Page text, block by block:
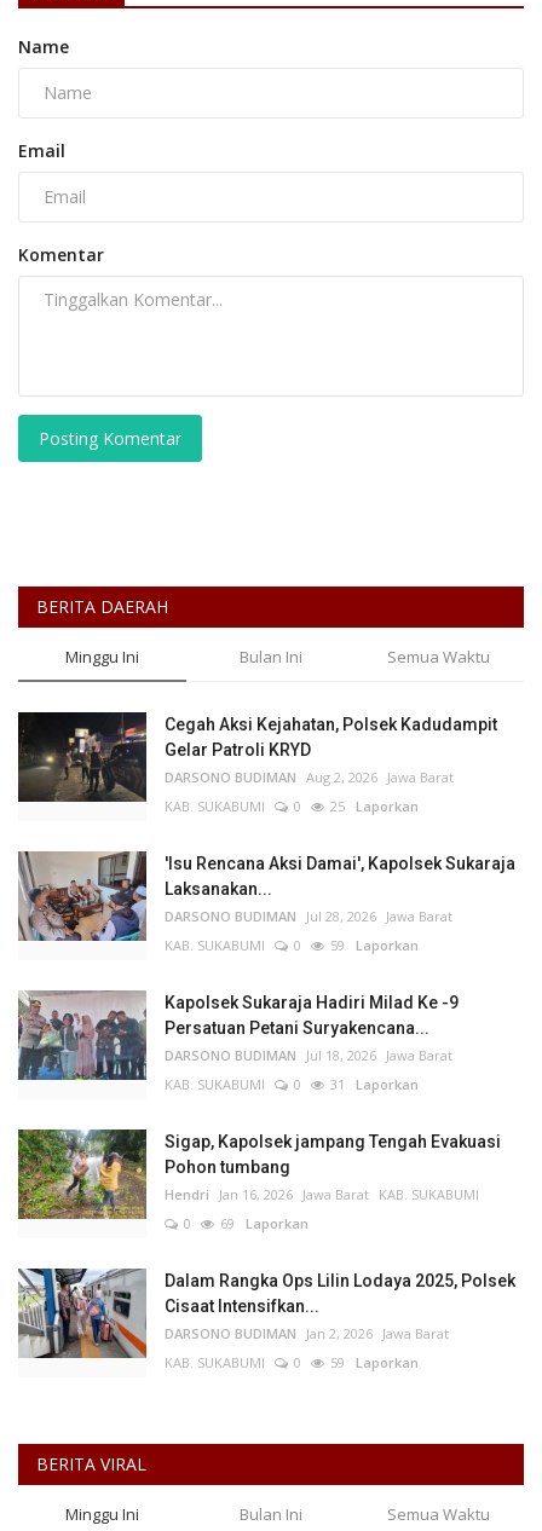
Name
Email
Komentar
Posting Komentar
BERITA DAERAH
Minggu Ini Bulan Ini Semua Waktu
Cegah Aksi Kejahatan, Polsek Kadudampit
Gelar Patroli KRYD
DARSONO BUDIMAN Aug 2, 2026 Jawa Barat
KAB. SUKABUMI
0 25 Laporkan
'Isu Rencana Aksi Damai', Kapolsek Sukaraja
Laksanakan...
DARSONO BUDIMAN Jul 28, 2026 Jawa Barat
KAB. SUKABUMI
0 59 Laporkan
Kapolsek Sukaraja Hadiri Milad Ke -9
Persatuan Petani Suryakencana...
DARSONO BUDIMAN Jul 18, 2026 Jawa Barat
KAB. SUKABUMI
0 31 Laporkan
Sigap, Kapolsek jampang Tengah Evakuasi
Pohon tumbang
Hendri Jan 16, 2026 Jawa Barat KAB. SUKABUMI
0
69 Laporkan
Dalam Rangka Ops Lilin Lodaya 2025, Polsek
Cisaat Intensifkan...
DARSONO BUDIMAN Jan 2, 2026 Jawa Barat
KAB. SUKABUMI
0 59 Laporkan
BERITA VIRAL
Minggu Ini Bulan Ini Semua Waktu